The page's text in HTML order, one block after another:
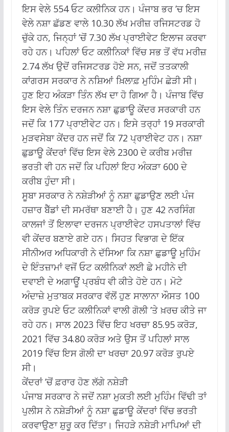
ਇਸ ਵੇਲੇ 554 ਓਟ ਕਲੀਨਿਕ ਹਨ। ਪੰਜਾਬ ਭਰ ’ਚ ਇਸ
ਵੇਲੇ ਨਸ਼ਾ ਛੱਡਣ ਵਾਲੇ 10.30 ਲੱਖ ਮਰੀਜ਼ ਰਜਿਸਟਰਡ ਹੋ
ਚੁੱਕੇ ਹਨ, ਜਿਨ੍ਹਾਂ ’ਚੋਂ 7.30 ਲੱਖ ਪ੍ਰਾਈਵੇਟ ਇਲਾਜ ਕਰਵਾ
ਰਹੇ ਹਨ। ਪਹਿਲਾਂ ਓਟ ਕਲੀਨਿਕਾਂ ਵਿੱਚ ਸਭ ਤੋਂ ਵੱਧ ਮਰੀਜ਼
2.74 ਲੱਖ ਉਦੋਂ ਰਜਿਸਟਰਡ ਹੋਏ ਸਨ, ਜਦੋਂ ਤਤਕਾਲੀ
ਕਾਂਗਰਸ ਸਰਕਾਰ ਨੇ ਨਸ਼ਿਆਂ ਖ਼ਿਲਾਫ਼ ਮੁਹਿੰਮ ਛੇੜੀ ਸੀ।
ਹੁਣ ਇਹ ਅੰਕੜਾ ਤਿੰਨ ਲੱਖ ਦਾ ਹੋ ਗਿਆ ਹੈ। ਪੰਜਾਬ ਵਿੱਚ
ਇਸ ਵੇਲੇ ਤਿੰਨ ਦਰਜਨ ਨਸ਼ਾ ਛੁਡਾਊ ਕੇਂਦਰ ਸਰਕਾਰੀ ਹਨ
ਜਦੋਂ ਕਿ 177 ਪ੍ਰਾਈਵੇਟ ਹਨ। ਇਸੇ ਤਰ੍ਹਾਂ 19 ਸਰਕਾਰੀ
ਮੁੜਵਸੇਬਾ ਕੇਂਦਰ ਹਨ ਜਦੋਂ ਕਿ 72 ਪ੍ਰਾਈਵੇਟ ਹਨ। ਨਸ਼ਾ
ਛੁਡਾਊ ਕੇਂਦਰਾਂ ਵਿੱਚ ਇਸ ਵੇਲੇ 2300 ਦੇ ਕਰੀਬ ਮਰੀਜ਼
ਭਰਤੀ ਵੀ ਹਨ ਜਦੋਂ ਕਿ ਪਹਿਲਾਂ ਇਹ ਅੰਕੜਾ 600 ਦੇ
ਕਰੀਬ ਹੁੰਦਾ ਸੀ।
ਸੂਬਾ ਸਰਕਾਰ ਨੇ ਨਸ਼ੇੜੀਆਂ ਨੂੰ ਨਸ਼ਾ ਛੁਡਾਉਣ ਲਈ ਪੰਜ
ਹਜ਼ਾਰ ਬੈੱਡਾਂ ਦੀ ਸਮਰੱਥਾ ਬਣਾਈ ਹੈ। ਹੁਣ 42 ਨਰਸਿੰਗ
ਕਾਲਜਾਂ ਤੋਂ ਇਲਾਵਾ ਦਰਜਨ ਪ੍ਰਾਈਵੇਟ ਹਸਪਤਾਲਾਂ ਵਿੱਚ
ਵੀ ਕੇਂਦਰ ਬਣਾਏ ਗਏ ਹਨ। ਸਿਹਤ ਵਿਭਾਗ ਦੇ ਇੱਕ
ਸੀਨੀਅਰ ਅਧਿਕਾਰੀ ਨੇ ਦੱਸਿਆ ਕਿ ਨਸ਼ਾ ਛੁਡਾਊ ਮੁਹਿੰਮ
ਦੇ ਇੰਤਜ਼ਾਮਾਂ ਵਜੋਂ ਓਟ ਕਲੀਨਿਕਾਂ ਲਈ ਛੇ ਮਹੀਨੇ ਦੀ
ਦਵਾਈ ਦੇ ਅਗਾਊਂ ਪ੍ਰਬੰਧ ਵੀ ਕੀਤੇ ਹੋਏ ਹਨ। ਮੋਟੇ
ਅੰਦਾਜ਼ੇ ਮੁਤਾਬਕ ਸਰਕਾਰ ਵੱਲੋਂ ਹੁਣ ਸਾਲਾਨਾ ਔਸਤ 100
ਕਰੋੜ ਰੁਪਏ ਓਟ ਕਲੀਨਿਕਾਂ ਵਾਲੀ ਗੋਲੀ ’ਤੇ ਖ਼ਰਚ ਕੀਤੇ ਜਾ
ਰਹੇ ਹਨ। ਸਾਲ 2023 ਵਿੱਚ ਇਹ ਖਰਚਾ 85.95 ਕਰੋੜ,
2021 ਵਿੱਚ 34.80 ਕਰੋੜ ਅਤੇ ਉਸ ਤੋਂ ਪਹਿਲਾਂ ਸਾਲ
2019 ਵਿੱਚ ਇਸ ਗੋਲੀ ਦਾ ਖਰਚਾ 20.97 ਕਰੋੜ ਰੁਪਏ
ਸੀ।
ਕੇਂਦਰਾਂ ’ਚੋਂ ਫ਼ਰਾਰ ਹੋਣ ਲੱਗੇ ਨਸ਼ੇੜੀ
ਪੰਜਾਬ ਸਰਕਾਰ ਨੇ ਜਦੋਂ ਨਸ਼ਾ ਮੁਕਤੀ ਲਈ ਮੁਹਿੰਮ ਵਿੱਢੀ ਤਾਂ
ਪੁਲੀਸ ਨੇ ਨਸ਼ੇੜੀਆਂ ਨੂੰ ਨਸ਼ਾ ਛੁਡਾਊ ਕੇਂਦਰਾਂ ਵਿੱਚ ਭਰਤੀ
ਕਰਵਾਉਣਾ ਸ਼ੁਰੂ ਕਰ ਦਿੱਤਾ। ਜਿਹੜੇ ਨਸ਼ੇੜੀ ਮਾਪਿਆਂ ਦੀ